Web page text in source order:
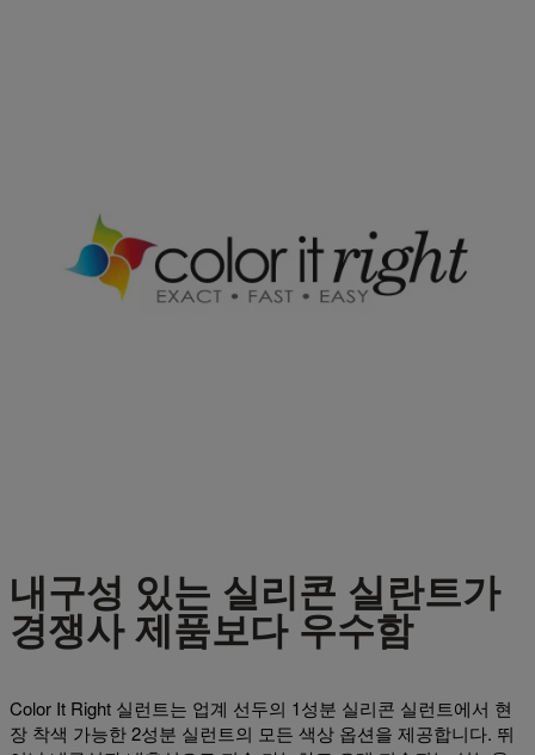
내구성 있는 실리콘 실란트가
경쟁사 제품보다 우수함
Color It Right 실런트는 업계 선두의 1성분 실리콘 실런트에서 현
장 착색 가능한 2성분 실런트의 모든 색상 옵션을 제공합니다. 뛰